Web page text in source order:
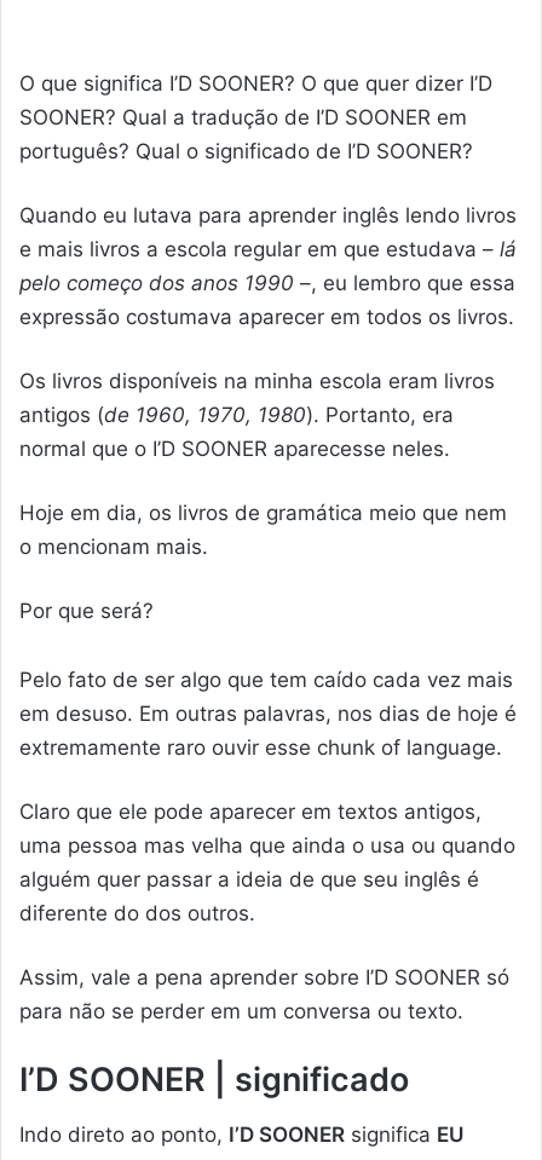
O que significa I’D SOONER? O que quer dizer I’D
SOONER? Qual a tradução de I’D SOONER em
português? Qual o significado de I’D SOONER?
Quando eu lutava para aprender inglês lendo livros
e mais livros a escola regular em que estudava – lá
pelo começo dos anos 1990 –, eu lembro que essa
expressão costumava aparecer em todos os livros.
Os livros disponíveis na minha escola eram livros
antigos (de 1960, 1970, 1980). Portanto, era
normal que o I’D SOONER aparecesse neles.
Hoje em dia, os livros de gramática meio que nem
o mencionam mais.
Por que será?
Pelo fato de ser algo que tem caído cada vez mais
em desuso. Em outras palavras, nos dias de hoje é
extremamente raro ouvir esse chunk of language.
Claro que ele pode aparecer em textos antigos,
uma pessoa mas velha que ainda o usa ou quando
alguém quer passar a ideia de que seu inglês é
diferente do dos outros.
Assim, vale a pena aprender sobre I’D SOONER só
para não se perder em um conversa ou texto.
I’D SOONER | significado
Indo direto ao ponto, I’D SOONER significa EU